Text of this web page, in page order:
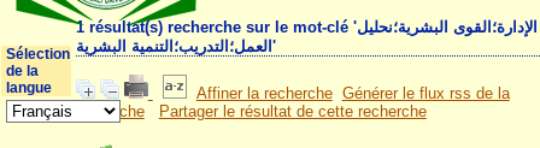
1 résultat(s) recherche sur le mot-clé 'الإدارة؛القوى البشرية؛نحليل
العمل؛التدريب؛التنمية البشرية'
Affiner la recherche Générer le flux rss de la
recherche
Partager le résultat de cette recherche
Sélection
de la
langue